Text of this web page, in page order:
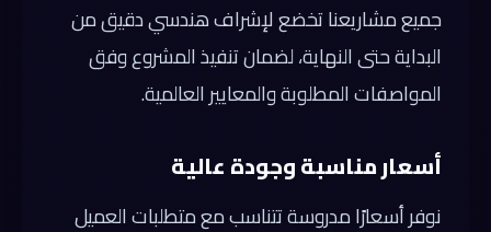
جميع مشاريعنا تخضع لإشراف هندسي دقيق من
البداية حتى النهاية، لضمان تنفيذ المشروع وفق
المواصفات المطلوبة والمعايير العالمية.
أسعار مناسبة وجودة عالية
نوفر أسعارًا مدروسة تتناسب مع متطلبات العميل